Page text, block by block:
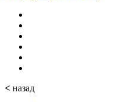
< назад